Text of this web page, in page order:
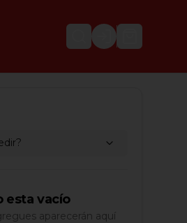
Login
esta vacío
aparecerán aquí